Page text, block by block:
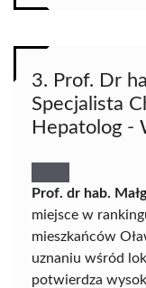
3. Prof. Dr
Specjalista
Hepatolog -
Prof. dr hab.
miejsce w
mieszkańców
uznaniu wśród
potwierdza